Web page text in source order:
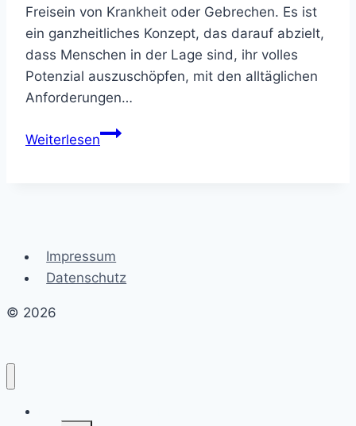
Freisein von Krankheit oder Gebrechen. Es ist
ein ganzheitliches Konzept, das darauf abzielt,
dass Menschen in der Lage sind, ihr volles
Potenzial auszuschöpfen, mit den alltäglichen
Anforderungen…
WeiterlesenDie
persönliche
Glück:
Impressum
Datenschutz
© 2026